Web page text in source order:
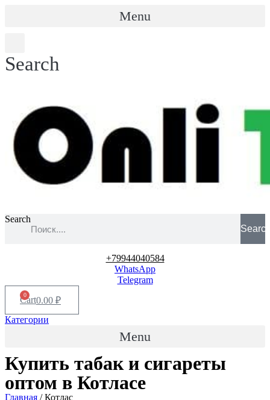
Menu
Search
Search
+79944040584
WhatsApp
Telegram
0.00 ₽
0
Cart
Категории
Menu
Купить табак и сигареты
оптом в Котласе
Главная / Котлас